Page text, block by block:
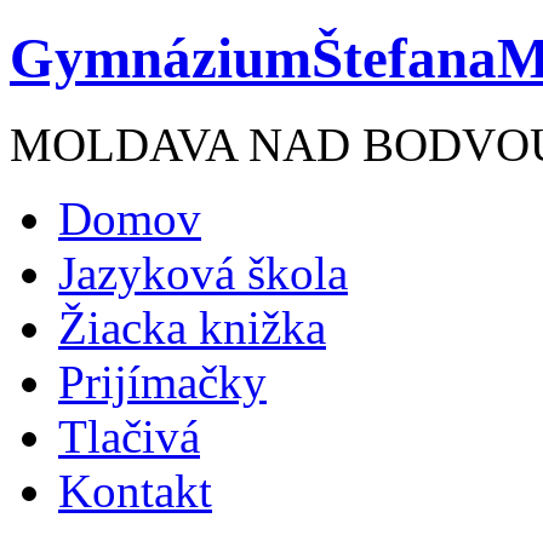
Gymnázium
MOLDAVA NAD
Domov
Jazyková škola
Žiacka knižka
Prijímačky
Tlačivá
Kontakt